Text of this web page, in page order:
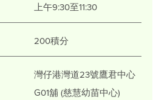
上午9:30至11:30
200積分
灣仔港灣道23號鷹君中心
G01舖 (慈慧幼苗中心)